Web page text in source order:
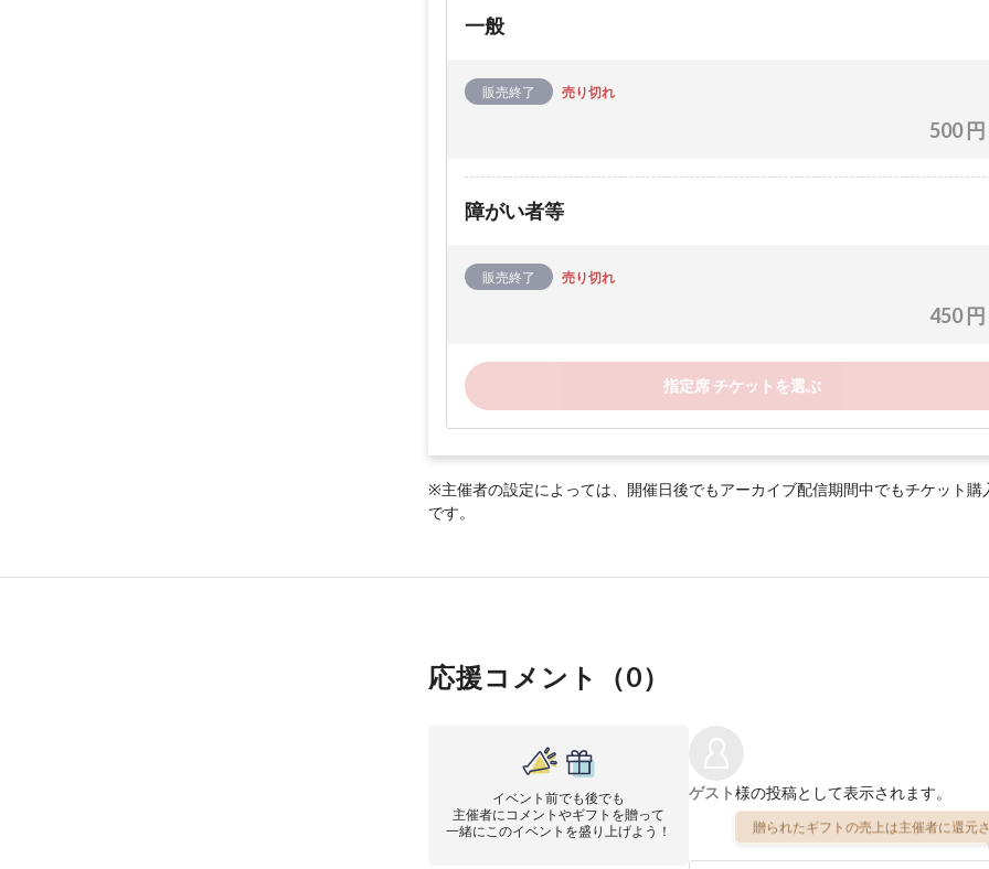
一般
販売終了 売り切れ
500 円
障がい者等
販売終了 売り切れ
450 円
指定席 チケットを選ぶ
※主催者の設定によっては、開催日後でもアーカイブ配信期間中でもチケット購
です。
応援コメント（0）
イベント前でも後でも
主催者にコメントやギフトを贈って
一緒にこのイベントを盛り上げよう！
ゲスト様の投稿として表示されます。
贈られたギフトの売上は主催者に還元